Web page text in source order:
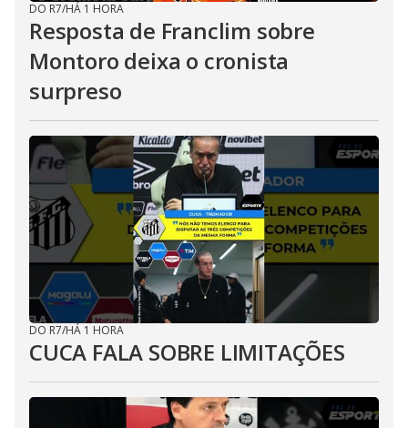
DO R7/HÁ 1 HORA
Resposta de Franclim sobre
Montoro deixa o cronista
surpreso
DO R7/HÁ 1 HORA
CUCA FALA SOBRE LIMITAÇÕES